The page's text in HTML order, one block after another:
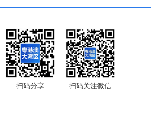
扫码分享 扫码关注微信